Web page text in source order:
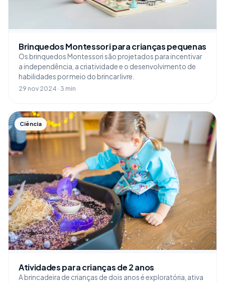
Brinquedos Montessori para crianças pequenas
Os brinquedos Montessori são projetados para incentivar
a independência, a criatividade e o desenvolvimento de
habilidades por meio do brincar livre.
29 nov 2024 · 3 min
Ciência
Atividades para crianças de 2 anos
A brincadeira de crianças de dois anos é exploratória, ativa